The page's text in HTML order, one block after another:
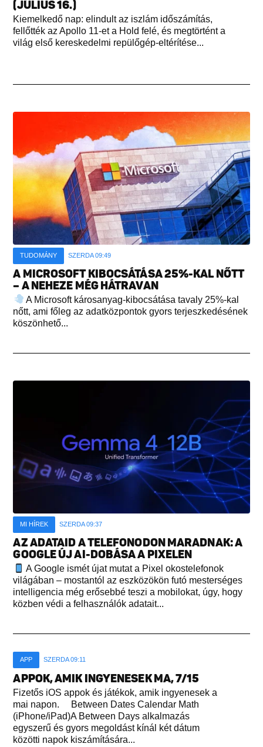
(JÚLIUS 16.)
Kiemelkedő nap: elindult az iszlám időszámítás,
fellőtték az Apollo 11-et a Hold felé, és megtörtént a
világ első kereskedelmi repülőgép-eltérítése...
TUDOMÁNY SZERDA 09:49
A MICROSOFT KIBOCSÁTÁSA 25%-KAL NŐTT
– A NEHEZE MÉG HÁTRAVAN
A Microsoft károsanyag-kibocsátása tavaly 25%-kal
nőtt, ami főleg az adatközpontok gyors terjeszkedésének
köszönhető...
MI HÍREK SZERDA 09:37
AZ ADATAID A TELEFONODON MARADNAK: A
GOOGLE ÚJ AI-DOBÁSA A PIXELEN
A Google ismét újat mutat a Pixel okostelefonok
világában – mostantól az eszközökön futó mesterséges
intelligencia még erősebbé teszi a mobilokat, úgy, hogy
közben védi a felhasználók adatait...
APP SZERDA 09:11
APPOK, AMIK INGYENESEK MA, 7/15
Fizetős iOS appok és játékok, amik ingyenesek a
mai napon. Between Dates Calendar Math
(iPhone/iPad)A Between Days alkalmazás
egyszerű és gyors megoldást kínál két dátum
közötti napok kiszámítására...